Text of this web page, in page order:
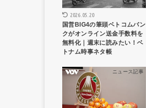
2026.05.20
国営BIG4の筆頭ベトコムバン
クがオンライン送金手数料を
無料化｜週末に読みたい！ベ
トナム時事ネタ帳
ニュース記事